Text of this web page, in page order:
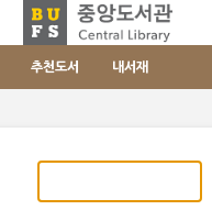
추천도서 내서재